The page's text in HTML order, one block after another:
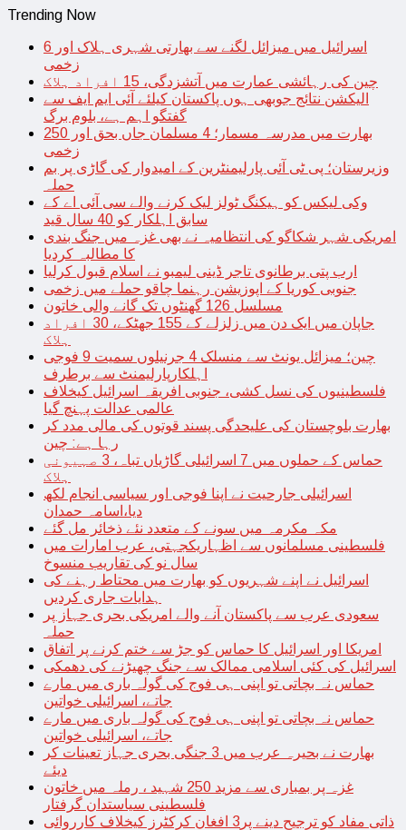
Trending Now
اسرائیل میں میزائل لگنے سے بھارتی شہری ہلاک اور 6
زخمی
چین کی رہائشی عمارت میں آتشزدگی، 15 افراد ہلاک
الیکشن نتائج جوبھی ہوں پاکستان کیلئے آئی ایم ایف سے
گفتگو اہم ہے، بلوم برگ
بھارت میں مدرسہ مسمار؛ 4 مسلمان جاں بحق اور 250
زخمی
وزیرستان؛ پی ٹی آئی پارلیمنٹرین کے امیدوار کی گاڑی پر بم
حملہ
وکی لیکس کو ہیکنگ ٹولز لیک کرنے والے سی آئی اے کے
سابق اہلکار کو 40 سال قید
امریکی شہر شکاگو کی انتظامیہ نے بھی غزہ میں جنگ بندی
کا مطالبہ کردیا
ارب پتی برطانوی تاجر ڈینی لیمبو نے اسلام قبول کرلیا
جنوبی کوریا کے اپوزیشن رہنما چاقو حملے میں زخمی
مسلسل 126 گھنٹوں تک گانے والی خاتون
جاپان میں ایک دن میں زلزلے کے 155 جھٹکے، 30 افراد
ہلاک
چین؛ میزائل یونٹ سے منسلک 4 جرنیلوں سمیت 9 فوجی
اہلکارپارلیمنٹ سے برطرف
فلسطینیوں کی نسل کشی، جنوبی افریقہ اسرائیل کیخلاف
عالمی عدالت پہنچ گیا
بھارت بلوچستان کی علیحدگی پسند قوتوں کی مالی مدد کر
رہا ہے: چین
حماس کے حملوں میں 7 اسرائیلی گاڑیاں تباہ، 3 صہیونی
ہلاک
اسرائیلی جارحیت نے اپنا فوجی اور سیاسی انجام لکھ
دیا،اسامہ حمدان
مکہ مکرمہ میں سونے کے متعدد نئے ذخائر مل گئے
فلسطینی مسلمانوں سے اظہاریکجہتی، عرب امارات میں
سال نو کی تقاریب منسوخ
اسرائیل نے اپنے شہریوں کو بھارت میں محتاط رہنے کی
ہدایات جاری کردیں
سعودی عرب سے پاکستان آنے والے امریکی بحری جہاز پر
حملہ
امریکا اور اسرائیل کا حماس کو جڑ سے ختم کرنے پر اتفاق
اسرائیل کی کئی اسلامی ممالک سے جنگ چھیڑنے کی دھمکی
حماس نہ بچاتی تو اپنی ہی فوج کی گولہ باری میں مارے
جاتے، اسرائیلی خواتین
حماس نہ بچاتی تو اپنی ہی فوج کی گولہ باری میں مارے
جاتے، اسرائیلی خواتین
بھارت نے بحیرہ عرب میں 3 جنگی بحری جہاز تعینات کر
دیئے
غزہ پر بمباری سے مزید 250 شہید ، رملہ میں خاتون
فلسطینی سیاستدان گرفتار
ذاتی مفاد کو ترجیح دینے پر3 افغان کرکٹرز کیخلاف کارروائی